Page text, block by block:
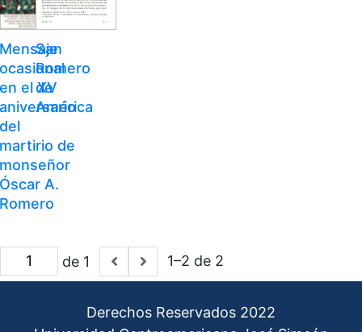
Mensaje
ocasional
en el XV
aniversario
del
martirio de
monseñor
Óscar A.
Romero
San
Romero
de
América
de 1 1–2 de 2
Derechos Reservados 2022